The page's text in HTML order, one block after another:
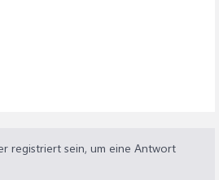
registriert sein, um eine Antwort